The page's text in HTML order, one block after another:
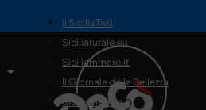
il SiciliaTivù
Siciliarurale.eu
Siciliammare.it
Il Giornale della Bellezza
Siciliamedica.it